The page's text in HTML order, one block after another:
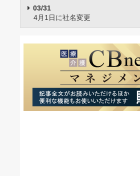
03/31
4月1日に社名変更